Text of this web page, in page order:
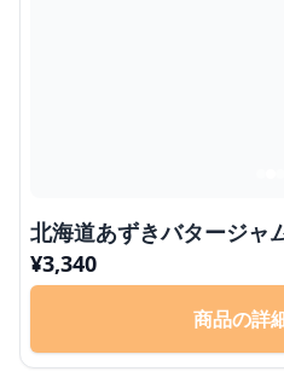
北海道あずきバタージャ
¥3,340
商品の詳